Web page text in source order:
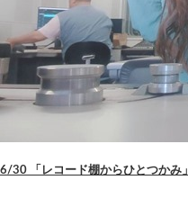
6/30 「レコード棚からひとつかみ」